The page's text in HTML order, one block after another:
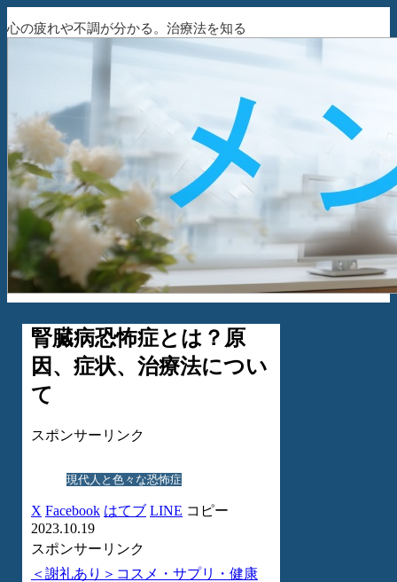
心の疲れや不調が分かる。治療法を知る
腎臓病恐怖症とは？原
因、症状、治療法につい
て
スポンサーリンク
現代人と色々な恐怖症
X Facebook はてブ LINE コピー
2023.10.19
スポンサーリンク
＜謝礼あり＞コスメ・サプリ・健康